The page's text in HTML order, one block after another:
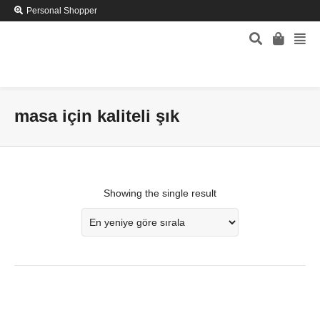
Personal Shopper
masa için kaliteli şık
Showing the single result